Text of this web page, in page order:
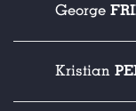
George
Kristian